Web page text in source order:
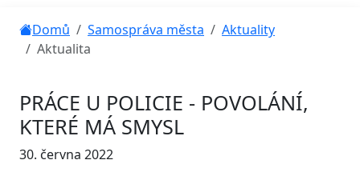
Domů Samospráva města
Aktuality
Aktualita
PRÁCE U POLICIE - POVOLÁNÍ,
KTERÉ MÁ SMYSL
30. června 2022